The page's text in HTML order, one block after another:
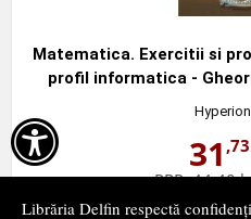

Librăria Delfin respectă
Matematica. Exercitii si
profil informatica -
Hyperion
31 ,73
PRP:44,40
în